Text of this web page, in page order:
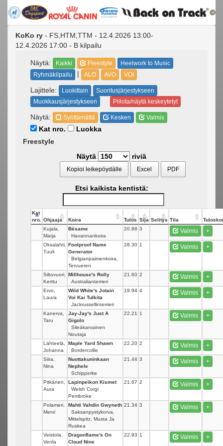
KoKo ry - FS,HTM,TTM - 12.4.2026 13:00-
12.4.2026 17:00 - B kilpailu
Näytä: Kaikki Freestyle
Heelwork to Music
Ryhmäkilpailu
| ALO AVO VOI
Lajittele: Luokittain
Suoritusjärjestykseen
Muokkausjärjestykseen
Piilota/näytä keskeytetyt
Näytä: Syöttämättä Kesken Valmis
Kat nro.
Luokka
Freestyle
Näytä
riviä
Kopioi leikepöydälle Excel PDF
Etsi kaikista kentistä:
Kat
nro.
Ohjaaja Koira Tulos Sija Selitys Tila
Kujala,
Marja
Bésame
Havannankoira
20.88 3 Valmis +
Oksalahti,
Tuuli
Foolproof Name
Generator
Belgianpaimenkoira,
Tervueren
28.30 1 Valmis +
Siltovuori,
Kerttu
Millhouse's Rolly
Australianterrieri
21.60 2 Valmis +
Ervo,
Laura
Wild White's Jotain
Voi Kai Tulkita
Jackrussellinterrieri
19.94 4 Valmis +
Kanerva,
Taru
Jay-Jay's Just A
Gigolo
Sileäkarvainen
Noutaja
22.21 1 Valmis +
Lähteelä,
Johanna
Maple Yard Shawn
Bordercollie
22.20 2 Valmis +
Siira,
Nina
Nuottakuninkaan
Nephele
Schipperke
21.44 3 Valmis +
Pitkänen,
Aura
Lapinpeikon Kismet
Welsh Corgi
Pembroke
21.67 2 Valmis +
Polameri,
Mervi
Mahti Vahdin Gwyneth
Saksanpystykorva,
Mittelspitz, Musta Ja
Ruskea
21.34 3 Valmis +
Veistola,
Venla
Dragonflame's On
Cloud Nine
22.93 1 Valmis +